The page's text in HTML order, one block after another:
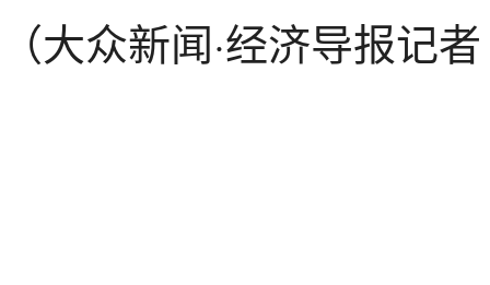
（大众新闻·经济导报记